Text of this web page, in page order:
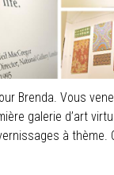
Brenda. Vous
galerie d’art
à thème.